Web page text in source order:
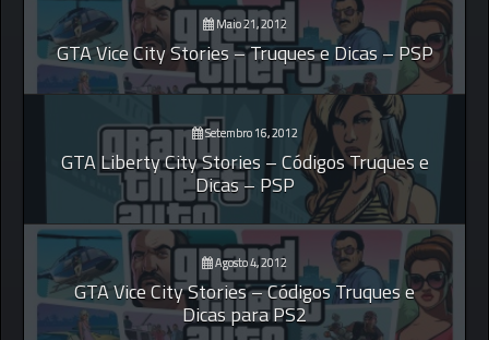
Maio 21, 2012
GTA Vice City Stories – Truques e Dicas – PSP
Setembro 16, 2012
GTA Liberty City Stories – Códigos Truques e
Dicas – PSP
Agosto 4, 2012
GTA Vice City Stories – Códigos Truques e
Dicas para PS2